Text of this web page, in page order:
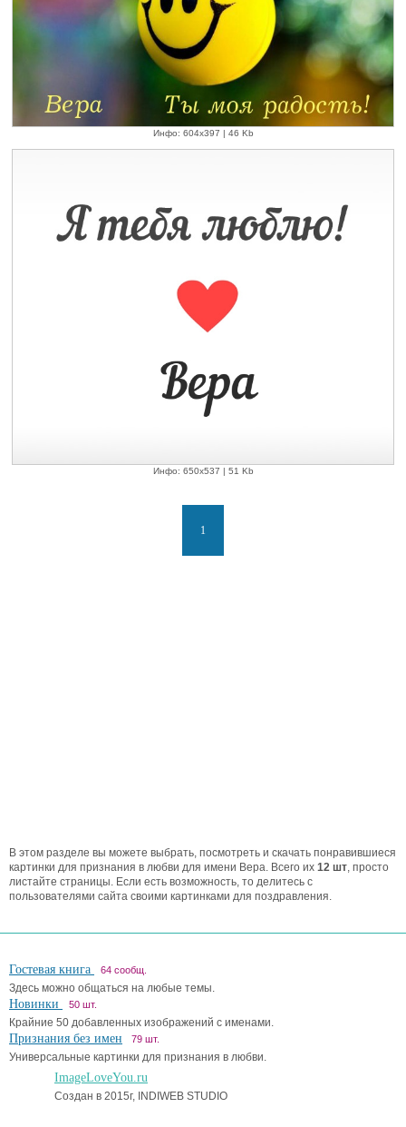
Инфо: 604х397 | 46 Kb
Инфо: 650х537 | 51 Kb
1
В этом разделе вы можете выбрать, посмотреть и скачать понравившиеся
картинки для признания в любви для имени Вера. Всего их 12 шт, просто
листайте страницы. Если есть возможность, то делитесь с
пользователями сайта своими картинками для поздравления.
Гостевая книга 64 сообщ.
Здесь можно общаться на любые темы.
Новинки 50 шт.
Крайние 50 добавленных изображений с именами.
Признания без имен 79 шт.
Универсальные картинки для признания в любви.
ImageLoveYou.ru
Создан в 2015г, INDIWEB STUDIO